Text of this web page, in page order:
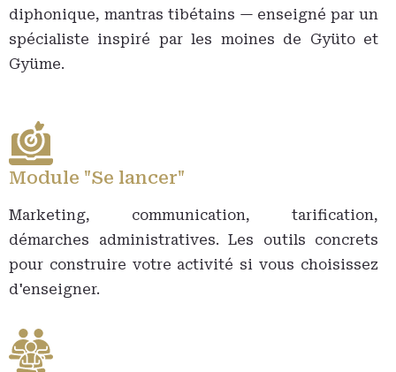
diphonique, mantras tibétains — enseigné par un
spécialiste inspiré par les moines de Gyüto et
Gyüme.
Module "Se lancer"
Marketing, communication, tarification,
démarches administratives. Les outils concrets
pour construire votre activité si vous choisissez
d'enseigner.